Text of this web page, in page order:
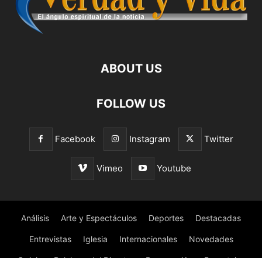
ABOUT US
FOLLOW US
Facebook Instagram Twitter
Vimeo Youtube
Análisis Arte y Espectáculos Deportes Destacadas
Entrevistas Iglesia Internacionales Novedades